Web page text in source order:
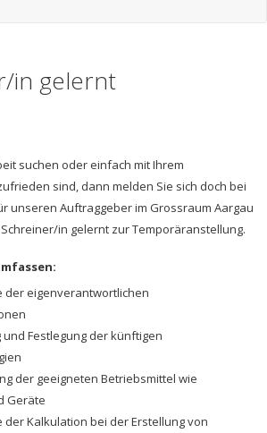
in gelernt
suchen oder einfach mit Ihrem
sind, dann melden Sie sich doch bei
unseren Auftraggeber im Grossraum Aargau
in gelernt zur Temporäranstellung.
der eigenverantwortlichen
und Festlegung der künftigen
der geeigneten Betriebsmittel wie
Geräte
der Kalkulation bei der Erstellung von